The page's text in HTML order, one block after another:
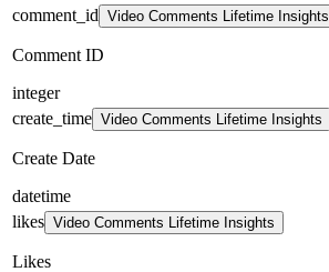
comment_id Video Comments Lifetime Insights
Comment ID
integer
create_time Video Comments Lifetime Insights
Create Date
datetime
likes Video Comments Lifetime Insights
Likes